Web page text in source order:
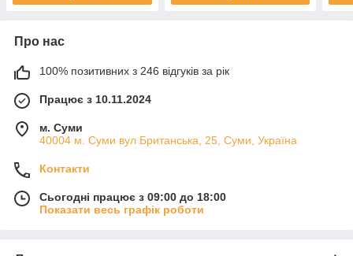
Про нас
100% позитивних з 246 відгуків за рік
Працює з 10.11.2024
м. Суми
40004 м. Суми вул Британська, 25, Суми, Україна
Контакти
Сьогодні працює з 09:00 до 18:00
Показати весь графік роботи